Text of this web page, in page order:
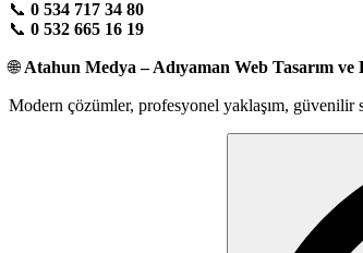
📞 0 534 717 34 80
📞 0 532 665 16 19
🌐Atahun Medya – Adıyaman Web Tasarım
Modern çözümler, profesyonel yaklaşım, güvenilir